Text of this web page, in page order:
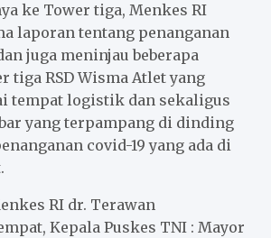
ke Tower tiga, Menkes RI
laporan tentang penanganan
juga meninjau beberapa
tiga RSD Wisma Atlet yang
tempat logistik dan sekaligus
yang terpampang di dinding
covid-19 yang ada di
RI dr. Terawan
Kepala Puskes TNI : Mayor